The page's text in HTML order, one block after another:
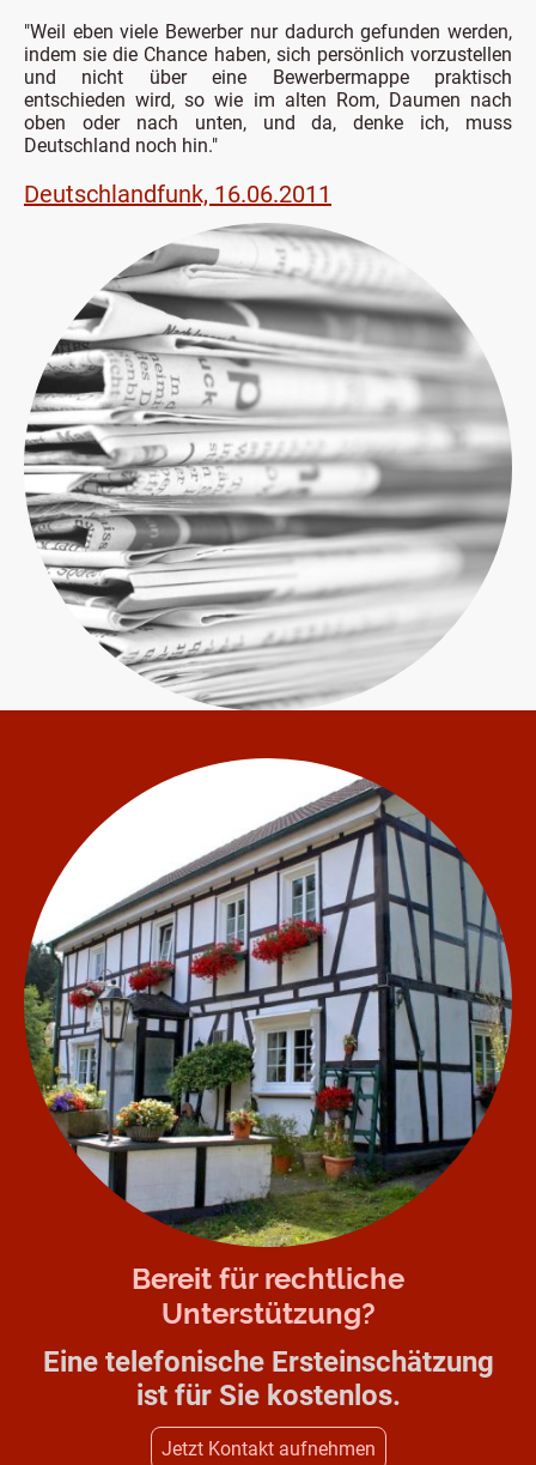
"Weil eben viele Bewerber nur dadurch gefunden werden,
indem sie die Chance haben, sich persönlich vorzustellen
und nicht über eine Bewerbermappe praktisch
entschieden wird, so wie im alten Rom, Daumen nach
oben oder nach unten, und da, denke ich, muss
Deutschland noch hin."
Deutschlandfunk, 16.06.2011
Bereit für rechtliche
Unterstützung?
Eine telefonische Ersteinschätzung
ist für Sie kostenlos.
Jetzt Kontakt aufnehmen